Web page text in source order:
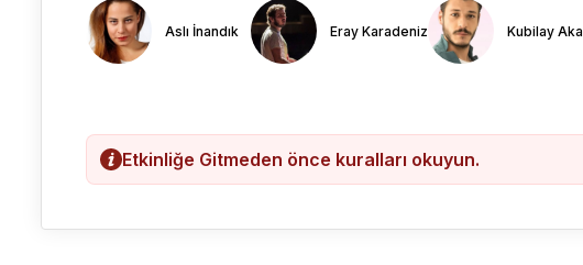
Aslı İnandık Eray Karadeniz Kubilay Aka
Etkinliğe Gitmeden önce kuralları okuyun.